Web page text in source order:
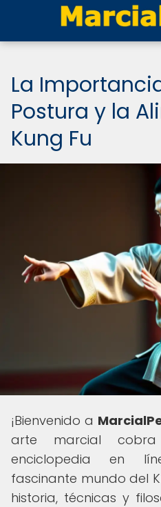
La
Postura y la
Kung Fu
¡Bienvenido a
arte marcial
enciclopedia en
fascinante mundo del
historia, técnicas y